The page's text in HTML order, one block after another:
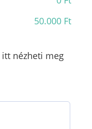
50.000 Ft
itt nézheti meg